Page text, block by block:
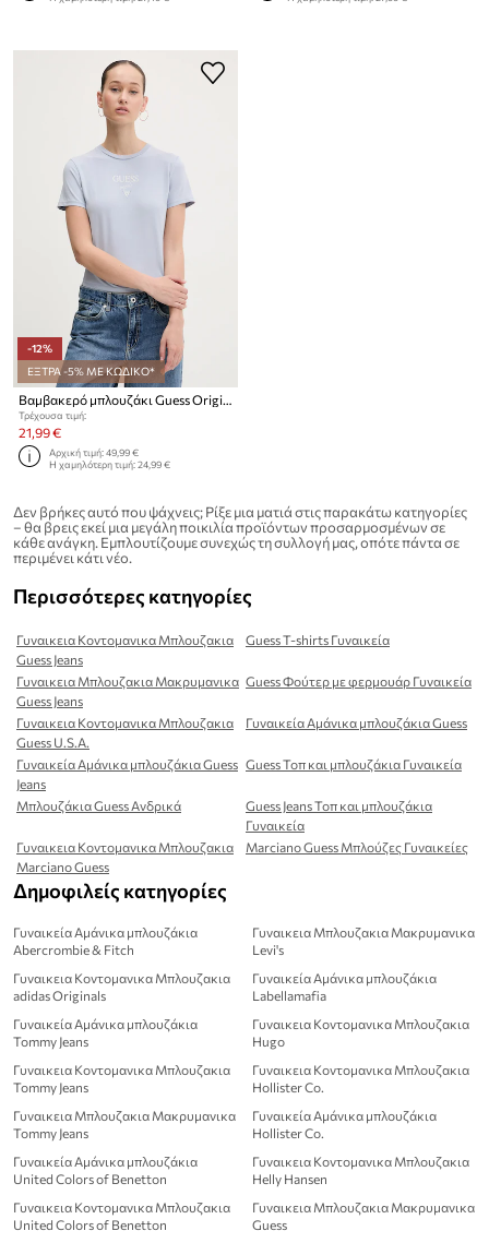
-12%
ΕΞΤΡΑ -5% ΜΕ ΚΩΔΙΚΟ*
Βαμβακερό μπλουζάκι Guess Originals
Τρέχουσα τιμή:
21,99 €
Αρχική τιμή:49,99 €
Η χαμηλότερη τιμή:24,99 €
Δεν βρήκες αυτό που ψάχνεις; Ρίξε μια ματιά στις παρακάτω κατηγορίες
– θα βρεις εκεί μια μεγάλη ποικιλία προϊόντων προσαρμοσμένων σε
κάθε ανάγκη. Εμπλουτίζουμε συνεχώς τη συλλογή μας, οπότε πάντα σε
περιμένει κάτι νέο.
Περισσότερες κατηγορίες
Γυναικεια Κοντομανικα Μπλουζακια
Guess Jeans
Guess T-shirts Γυναικεία
Γυναικεια Μπλουζακια Μακρυμανικα
Guess Jeans
Guess Φούτερ με φερμουάρ Γυναικεία
Γυναικεια Κοντομανικα Μπλουζακια
Guess U.S.A.
Γυναικεία Αμάνικα μπλουζάκια Guess
Γυναικεία Αμάνικα μπλουζάκια Guess
Jeans
Guess Τοπ και μπλουζάκια Γυναικεία
Μπλουζάκια Guess Ανδρικά
Guess Jeans Τοπ και μπλουζάκια
Γυναικεία
Γυναικεια Κοντομανικα Μπλουζακια
Marciano Guess
Marciano Guess Μπλούζες Γυναικείες
Δημοφιλείς κατηγορίες
Γυναικεία Αμάνικα μπλουζάκια
Abercrombie & Fitch
Γυναικεια Κοντομανικα Μπλουζακια
adidas Originals
Γυναικεία Αμάνικα μπλουζάκια
Tommy Jeans
Γυναικεια Κοντομανικα Μπλουζακια
Tommy Jeans
Γυναικεια Μπλουζακια Μακρυμανικα
Tommy Jeans
Γυναικεία Αμάνικα μπλουζάκια
United Colors of Benetton
Γυναικεια Κοντομανικα Μπλουζακια
United Colors of Benetton
Γυναικεια Μπλουζακια Μακρυμανικα
Levi's
Γυναικεία Αμάνικα μπλουζάκια
Labellamafia
Γυναικεια Κοντομανικα Μπλουζακια
Hugo
Γυναικεια Κοντομανικα Μπλουζακια
Hollister Co.
Γυναικεία Αμάνικα μπλουζάκια
Hollister Co.
Γυναικεια Κοντομανικα Μπλουζακια
Helly Hansen
Γυναικεια Μπλουζακια Μακρυμανικα
Guess